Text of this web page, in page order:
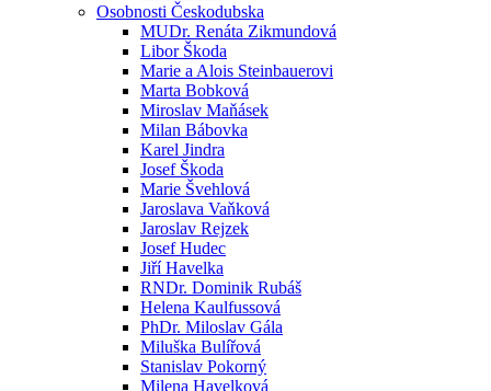
Osobnosti Českodubska
MUDr. Renáta Zikmundová
Libor Škoda
Marie a Alois Steinbauerovi
Marta Bobková
Miroslav Maňásek
Milan Bábovka
Karel Jindra
Josef Škoda
Marie Švehlová
Jaroslava Vaňková
Jaroslav Rejzek
Josef Hudec
Jiří Havelka
RNDr. Dominik Rubáš
Helena Kaulfussová
PhDr. Miloslav Gála
Miluška Bulířová
Stanislav Pokorný
Milena Havelková